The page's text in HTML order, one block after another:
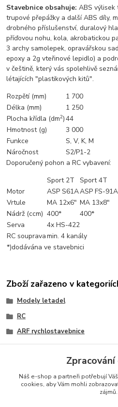
Stavebnice obsahuje: ABS výlisek
trupové přepážky a další ABS díly,
drobného příslušenství, duralový
příďovou nohu, kola, akrobatickou
3 archy samolepek, opravářskou
epoxy a 2g vteřinové lepidlo) a
v češtině, který vás spolehlivě
létajících "plastikových kitů".
Rozpětí (mm)
1 700
Délka (mm)
1 250
Plocha křídla (dm2)44
Hmotnost (g)
3 000
Funkce
S, V, K, M
Náročnost
S2/P1-2
Doporučený pohon a RC vybavení:
Sport 2T
Sport 4T
Motor
ASP S61AASP FS-
Vrtule
MA 12x6" MA 13x8"
Nádrž (ccm) 400*
400*
Serva
4x HS-422
RC soupravamin. 4 kanály
*)dodávána ve stavebnici
Zboží zařazeno v
Modely letadel
RC
ARF rychlostavebnice
ARF rychlostavebnice
Polomakety sportovní
Polomakety sportovní
Zpracování
Náš e-shop a partneři potřebují Váš
cookies, aby Vám mohli
zájmů.